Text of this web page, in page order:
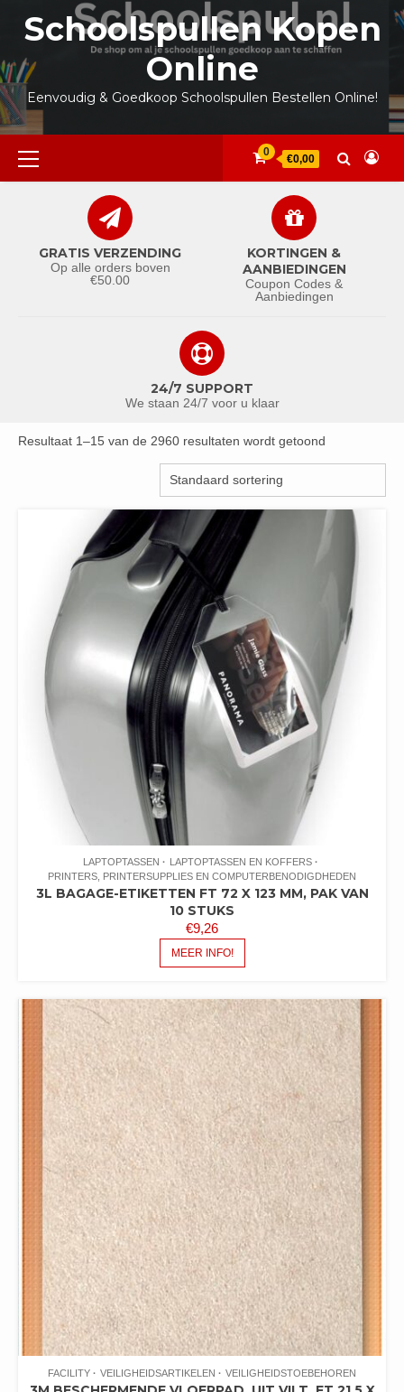
inhoud
Schoolspullen Kopen
Online
Eenvoudig & Goedkoop Schoolspullen Bestellen Online!
Primair
menu
0
€0,00
GRATIS VERZENDING
Op alle orders boven
€50.00
KORTINGEN &
AANBIEDINGEN
Coupon Codes &
Aanbiedingen
24/7 SUPPORT
We staan 24/7 voor u klaar
Resultaat 1–15 van de 2960 resultaten wordt getoond
LAPTOPTASSEN
LAPTOPTASSEN EN KOFFERS
PRINTERS, PRINTERSUPPLIES EN COMPUTERBENODIGDHEDEN
3L BAGAGE-ETIKETTEN FT 72 X 123 MM, PAK VAN
10 STUKS
€9,26
MEER INFO!
FACILITY VEILIGHEIDSARTIKELEN VEILIGHEIDSTOEBEHOREN